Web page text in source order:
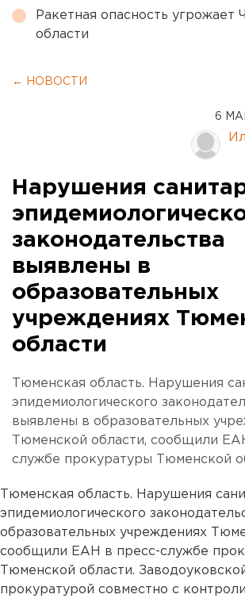
Ракетная опасность угрожает
области
← НОВОСТИ
6
Нарушения
законодательства
выявлены в
образовательных
учреждениях
области
Тюменская область. Нарушения
эпидемиологического
выявлены в образовательных
Тюменской области, сообщили
службе прокуратуры Тюменской
Тюменская область. Нарушения
эпидемиологического
образовательных учреждениях
сообщили ЕАН в пресс-службе
Тюменской области.
прокуратурой совместно с